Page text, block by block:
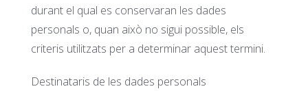
durant el qual es conservaran les dades
personals o, quan això no sigui possible, els
criteris utilitzats per a determinar aquest termini.
Destinataris de les dades personals